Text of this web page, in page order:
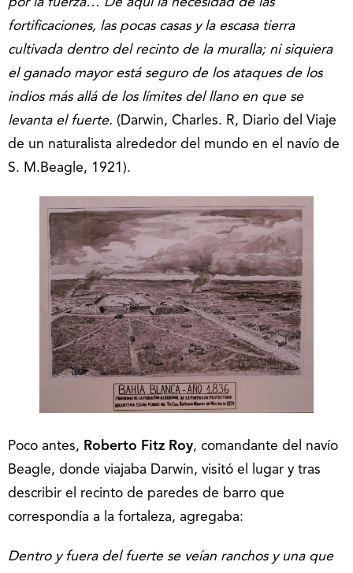
fortificaciones, las pocas casas y la escasa tierra
cultivada dentro del recinto de la muralla; ni siquiera
el ganado mayor está seguro de los ataques de los
indios más allá de los límites del llano en que se
levanta el fuerte. (Darwin, Charles. R, Diario del Viaje
de un naturalista alrededor del mundo en el navío de
S. M.Beagle, 1921).
Poco antes, Roberto Fitz Roy, comandante del navío
Beagle, donde viajaba Darwin, visitó el lugar y tras
describir el recinto de paredes de barro que
correspondía a la fortaleza, agregaba:
Dentro y fuera del fuerte se veían ranchos y una que